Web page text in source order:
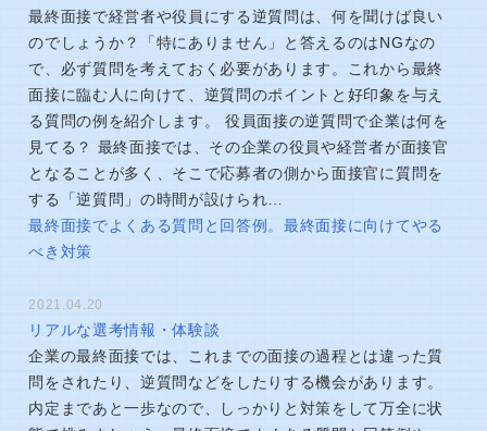
最終面接で経営者や役員にする逆質問は、何を聞けば良い
のでしょうか？「特にありません」と答えるのはNGなの
で、必ず質問を考えておく必要があります。これから最終
面接に臨む人に向けて、逆質問のポイントと好印象を与え
る質問の例を紹介します。 役員面接の逆質問で企業は何を
見てる？ 最終面接では、その企業の役員や経営者が面接官
となることが多く、そこで応募者の側から面接官に質問を
する「逆質問」の時間が設けられ…
最終面接でよくある質問と回答例。最終面接に向けてやる
べき対策
2021.04.20
リアルな選考情報・体験談
企業の最終面接では、これまでの面接の過程とは違った質
問をされたり、逆質問などをしたりする機会があります。
内定まであと一歩なので、しっかりと対策をして万全に状